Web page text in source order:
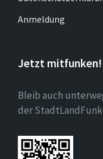
Anmeldung
Jetzt mitfunken!
Bleib auch
der